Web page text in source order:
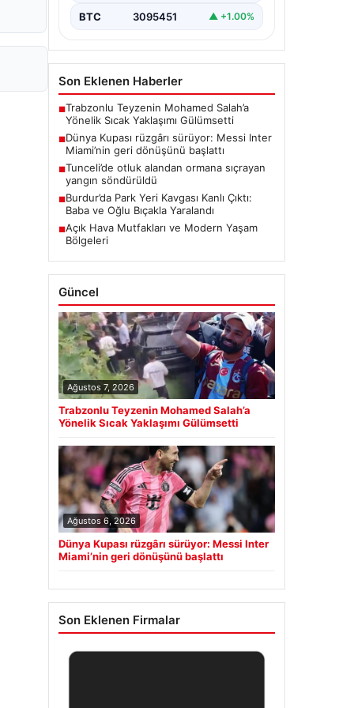
BTC 3095451 ▲ +1.00%
Son Eklenen Haberler
■Trabzonlu Teyzenin Mohamed Salah’a
Yönelik Sıcak Yaklaşımı Gülümsetti
■Dünya Kupası rüzgârı sürüyor: Messi Inter
Miami’nin geri dönüşünü başlattı
■Tunceli’de otluk alandan ormana sıçrayan
yangın söndürüldü
■Burdur’da Park Yeri Kavgası Kanlı Çıktı:
Baba ve Oğlu Bıçakla Yaralandı
■Açık Hava Mutfakları ve Modern Yaşam
Bölgeleri
Güncel
Ağustos 7, 2026
Trabzonlu Teyzenin Mohamed Salah’a
Yönelik Sıcak Yaklaşımı Gülümsetti
Ağustos 6, 2026
Dünya Kupası rüzgârı sürüyor: Messi Inter
Miami’nin geri dönüşünü başlattı
Son Eklenen Firmalar